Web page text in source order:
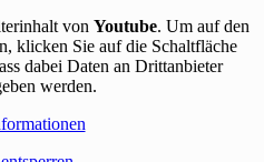
von Youtube. Um auf den
klicken Sie auf die Schaltfläche
dabei Daten an Drittanbieter
werden.